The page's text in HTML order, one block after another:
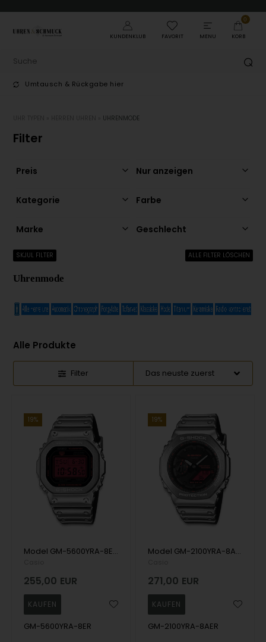
KUNDENKLUB FAVORIT MENU
0
KORB
Umtausch & Rückgabe hier
UHRENMODE
Filter
Preis Nur anzeigen
Kategorie Farbe
Marke Geschlecht
SKJUL FILTER ALLE FILTER LÖSCHEN
Uhrenmode
Alle Produkte
Filter
19%
Model GM-5600YRA-8ER Casio G-Shock 5600 Metal Series Digital Herren uhr
255,00 EUR
GM-5600YRA-8ER
19%
Model GM-2100YRA-8AER Casio G-Shock 2100 Metal Series (CasiOak) Digital Herren uhr
271,00 EUR
GM-2100YRA-8AER